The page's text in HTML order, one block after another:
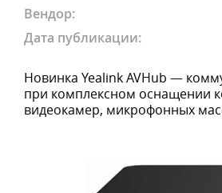
Вендор:
Дата публикации:
Новинка Yealink AVHub —
при комплексном оснащении
видеокамер, микрофонных